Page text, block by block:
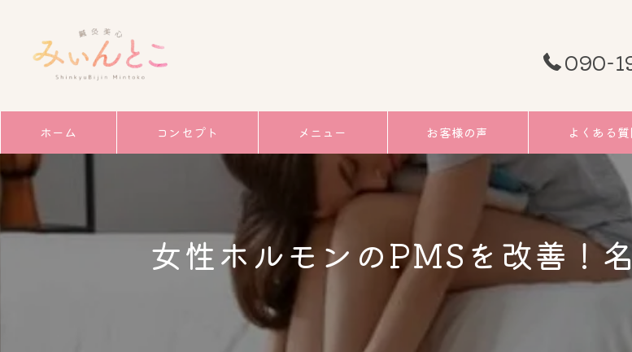
090-
ホーム コンセプト メニュー お客様の声 よくある質
女性ホルモンのPMSを改善！